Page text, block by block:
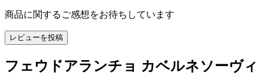
商品に関するご感想をお待ちしています
レビューを投稿
フェウドアランチョ カベルネソーヴィ